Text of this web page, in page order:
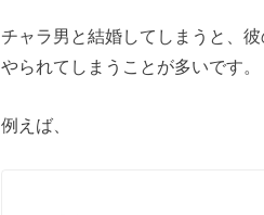
チャラ男と結婚してしまうと、
やられてしまうことが多いです。
例えば、